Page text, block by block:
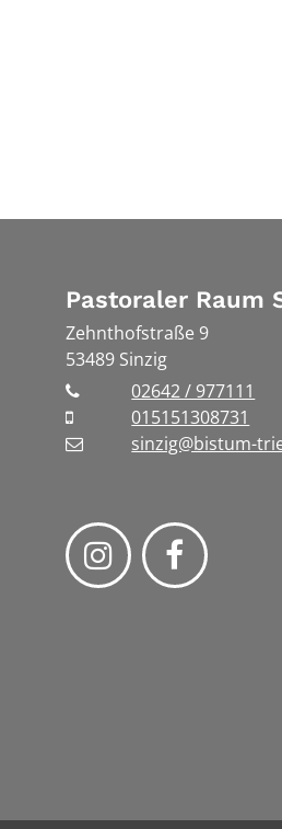
Pastoraler Raum
Zehnthofstraße 9
53489 Sinzig
02642 / 977111
015151308731
sinzig@bistum-